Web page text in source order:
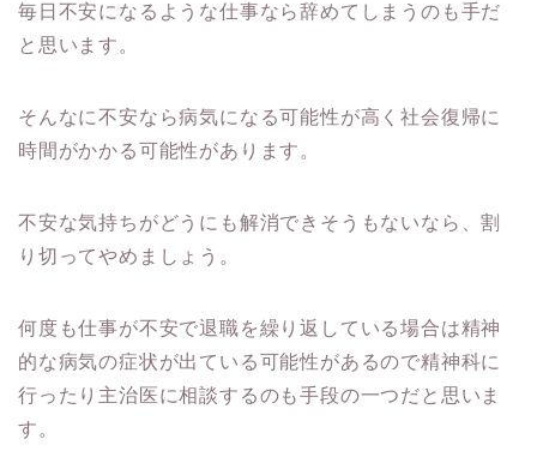
毎日不安になるような仕事なら辞めてしまうのも手だ
と思います。
そんなに不安なら病気になる可能性が高く社会復帰に
時間がかかる可能性があります。
不安な気持ちがどうにも解消できそうもないなら、割
り切ってやめましょう。
何度も仕事が不安で退職を繰り返している場合は精神
的な病気の症状が出ている可能性があるので精神科に
行ったり主治医に相談するのも手段の一つだと思いま
す。